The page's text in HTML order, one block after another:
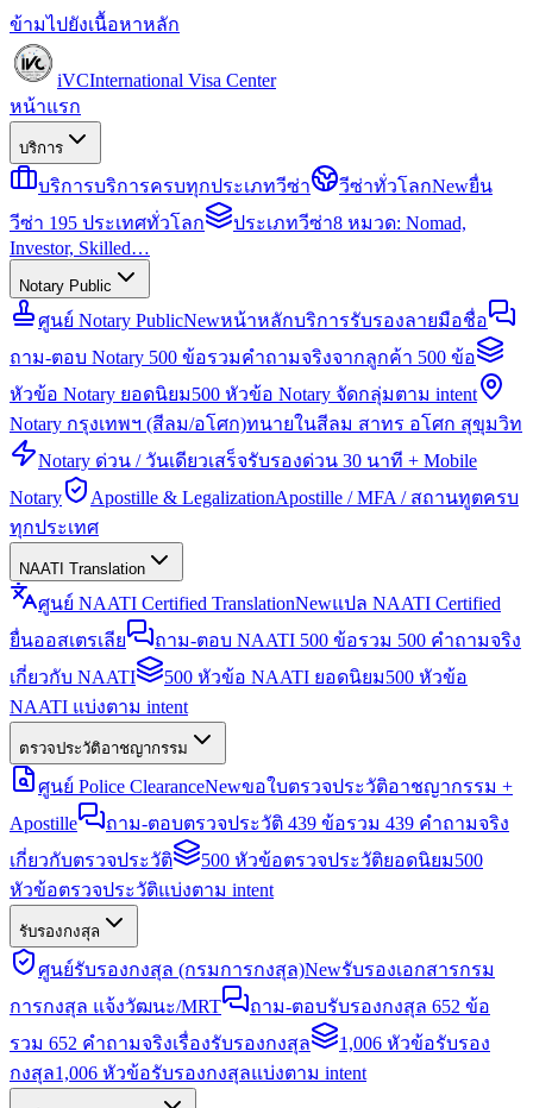
ข้ามไปยังเนื้อหาหลัก
iVCInternational Visa Center
หน้าแรก
บริการ
บริการบริการครบทุกประเภทวีซ่า วีซ่าทั่วโลกNewยื่น
วีซ่า 195 ประเทศทั่วโลก
ประเภทวีซ่า8 หมวด: Nomad,
Investor, Skilled…
Notary Public
ศูนย์ Notary PublicNewหน้าหลักบริการรับรองลายมือชื่อ
ถาม-ตอบ Notary 500 ข้อรวมคำถามจริงจากลูกค้า 500 ข้อ
หัวข้อ Notary ยอดนิยม500 หัวข้อ Notary จัดกลุ่มตาม intent
Notary กรุงเทพฯ (สีลม/อโศก)ทนายในสีลม สาทร อโศก สุขุมวิท
Notary ด่วน / วันเดียวเสร็จรับรองด่วน 30 นาที + Mobile
Notary
Apostille & LegalizationApostille / MFA / สถานทูตครบ
ทุกประเทศ
NAATI Translation
ศูนย์ NAATI Certified TranslationNewแปล NAATI Certified
ยื่นออสเตรเลีย
ถาม-ตอบ NAATI 500 ข้อรวม 500 คำถามจริง
เกี่ยวกับ NAATI
500 หัวข้อ NAATI ยอดนิยม500 หัวข้อ
NAATI แบ่งตาม intent
ตรวจประวัติอาชญากรรม
ศูนย์ Police ClearanceNewขอใบตรวจประวัติอาชญากรรม +
Apostille
ถาม-ตอบตรวจประวัติ 439 ข้อรวม 439 คำถามจริง
เกี่ยวกับตรวจประวัติ
500 หัวข้อตรวจประวัติยอดนิยม500
หัวข้อตรวจประวัติแบ่งตาม intent
รับรองกงสุล
ศูนย์รับรองกงสุล (กรมการกงสุล)Newรับรองเอกสารกรม
การกงสุล แจ้งวัฒนะ/MRT
ถาม-ตอบรับรองกงสุล 652 ข้อ
รวม 652 คำถามจริงเรื่องรับรองกงสุล
1,006 หัวข้อรับรอง
กงสุล1,006 หัวข้อรับรองกงสุลแบ่งตาม intent